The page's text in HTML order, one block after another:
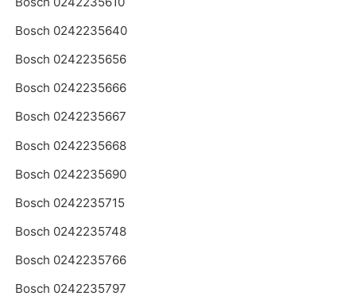
Bosch 0242235640
Bosch 0242235656
Bosch 0242235666
Bosch 0242235667
Bosch 0242235668
Bosch 0242235690
Bosch 0242235715
Bosch 0242235748
Bosch 0242235766
Bosch 0242235797